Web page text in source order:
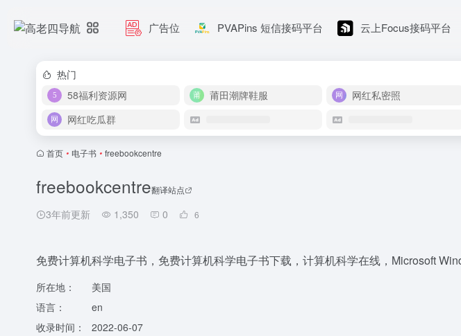
广告位 PVAPins 短信接码平台 云上Focus接码平台
热门
58福利资源网
莆田潮牌鞋服 网红私密照
网红吃瓜群
首页 • 电子书 • freebookcentre
freebookcentre翻译站点
3年前更新 1,350 0 6
免费计算机科学电子书，免费计算机科学电子书下载，计算机科学在线，Microsoft
所在地：
美国
语言：
en
收录时间：
2022-06-07